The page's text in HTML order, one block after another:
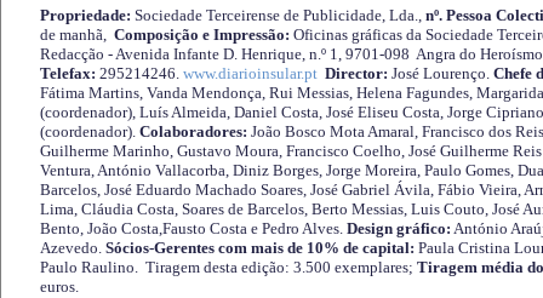
Propriedade: Sociedade Terceirense de Publicidade, Lda., nº. Pessoa
de manhã, Composição e Impressão: Oficinas gráficas da Sociedade
Redacção - Avenida Infante D. Henrique, n.º 1, 9701-098 Angra do
Telefax: 295214246. www.diarioinsular.pt Director: José Lourenço. Chefe
Fátima Martins, Vanda Mendonça, Rui Messias, Helena Fagundes,
(coordenador), Luís Almeida, Daniel Costa, José Eliseu Costa, Jorge
(coordenador). Colaboradores: João Bosco Mota Amaral, Francisco dos
Guilherme Marinho, Gustavo Moura, Francisco Coelho, José Guilherme
Ventura, António Vallacorba, Diniz Borges, Jorge Moreira, Paulo Gomes,
Barcelos, José Eduardo Machado Soares, José Gabriel Ávila, Fábio Vieira,
Lima, Cláudia Costa, Soares de Barcelos, Berto Messias, Luis Couto, José
Bento, João Costa,Fausto Costa e Pedro Alves. Design gráfico: António
Azevedo. Sócios-Gerentes com mais de 10% de capital: Paula Cristina
Paulo Raulino. Tiragem desta edição: 3.500 exemplares; Tiragem média
euros.